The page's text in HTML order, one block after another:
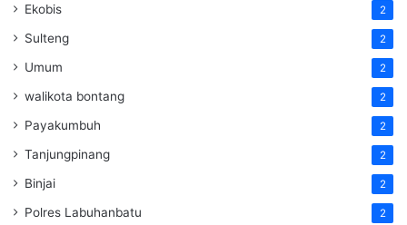
Ekobis 2
Sulteng 2
Umum 2
walikota bontang 2
Payakumbuh 2
Tanjungpinang 2
Binjai 2
Polres Labuhanbatu 2